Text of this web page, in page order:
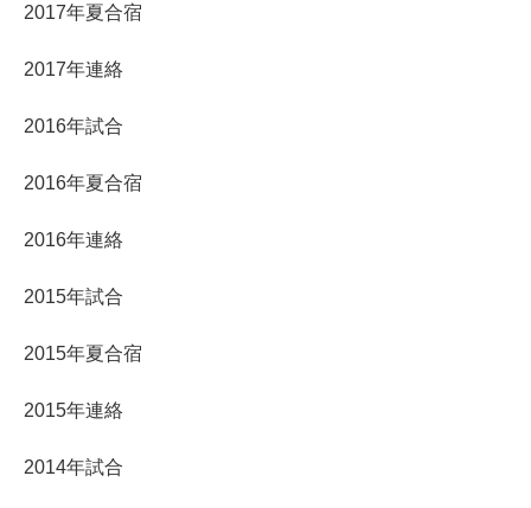
2017年夏合宿
2017年連絡
2016年試合
2016年夏合宿
2016年連絡
2015年試合
2015年夏合宿
2015年連絡
2014年試合